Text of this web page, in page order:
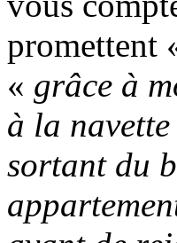
promettent
« grâce à
à la
sortant du